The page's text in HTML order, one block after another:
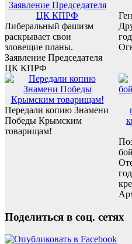
Либеральный фашизм
раскрывает свои
зловещие планы.
Заявление Председателя
ЦК КПРФ
Передали копию Знамени
Победы Крымским
товарищам!
Поделиться в соц. сетях